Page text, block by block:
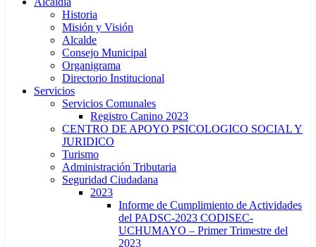
Historia
Misión y Visión
Alcalde
Consejo Municipal
Organigrama
Directorio Institucional
Servicios
Servicios Comunales
Registro Canino 2023
CENTRO DE APOYO PSICOLOGICO SOCIAL Y
JURIDICO
Turismo
Administración Tributaria
Seguridad Ciudadana
2023
Informe de Cumplimiento de Actividades
del PADSC-2023 CODISEC-
UCHUMAYO – Primer Trimestre del
2023